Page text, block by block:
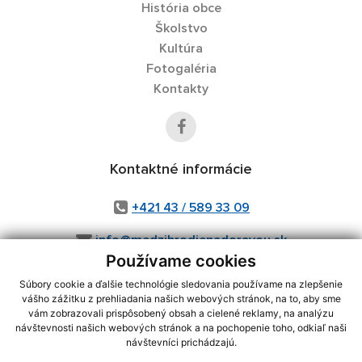
Používame cookies
Súbory cookie a ďalšie technológie sledovania používame na zlepšenie
vášho zážitku z prehliadania našich webových stránok, na to, aby sme
vám zobrazovali prispôsobený obsah a cielené reklamy, na analýzu
návštevnosti našich webových stránok a na pochopenie toho, odkiaľ naši
návštevníci prichádzajú.
História obce
Školstvo
Kultúra
Fotogaléria
Kontakty
Kontaktné informácie
+421 43 / 589 33 09
info@medzibrodienadoravou.sk
využite možnosť získavania aktuálnych informácií s využitím RSS
CMS systém (redakčný) systém ECHELON 2,Mapa stránok,web portál
webex.digital, s.r.o.,domény,registrácia domény